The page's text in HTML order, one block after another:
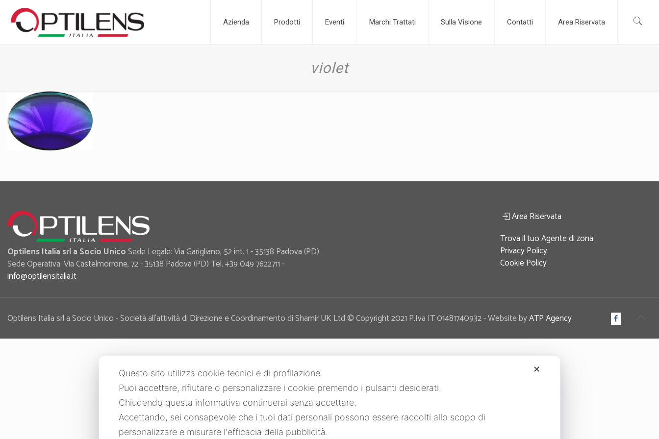
Azienda Prodotti Eventi Marchi Trattati Sulla Visione Contatti Area Riservata
violet
Optilens Italia srl a Socio UnicoSede Legale: Via Garigliano, 52 int. 1 - 35138 Padova (PD)
Sede Operativa: Via Castelmorrone, 72 - 35138 Padova (PD) Tel. +39 049 7622711 -
info@optilensitalia.it
Area Riservata
Trova il tuo Agente di zona
Privacy Policy
Cookie Policy
Optilens Italia srl a Socio Unico - Società all’attività di Direzione e Coordinamento di Shamir UK Ltd © Copyright 2021 P.Iva IT 01481740932 - Website byATP Agency
✕
Questo sito utilizza cookie tecnici e di profilazione.
Puoi accettare, rifiutare o personalizzare i cookie premendo i pulsanti desiderati.
Chiudendo questa informativa continuerai senza accettare.
Accettando, sei consapevole che i tuoi dati personali possono essere raccolti allo scopo di
personalizzare e misurare l'efficacia della pubblicità.